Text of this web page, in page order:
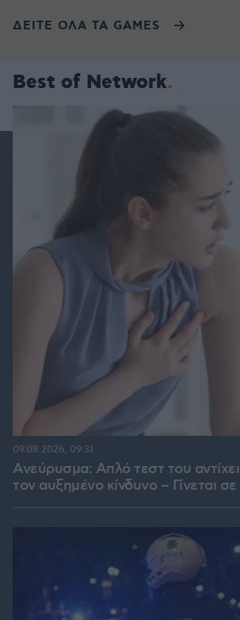
ΔΕΙΤΕ ΟΛΑ ΤΑ GAMES
Best of Network
Ανεύρυσμα: Απλό τεστ του
τον αυξημένο κίνδυνο – Γίνεται σε
09.08.2026, 09:31